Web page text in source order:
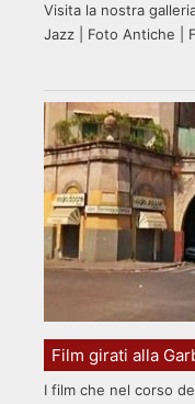
Visita la nostra
Jazz | Foto Antiche |
Film girati alla
I film che nel corso